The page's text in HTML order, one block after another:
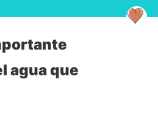
agua que